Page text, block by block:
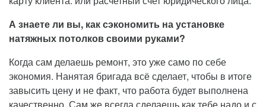
А знаете ли вы, как сэкономить на установке
натяжных потолков своими руками?
Когда сам делаешь ремонт, это уже само по себе
экономия. Нанятая бригада всё сделает, чтобы в итоге
завысить цену и не факт, что работа будет выполнена